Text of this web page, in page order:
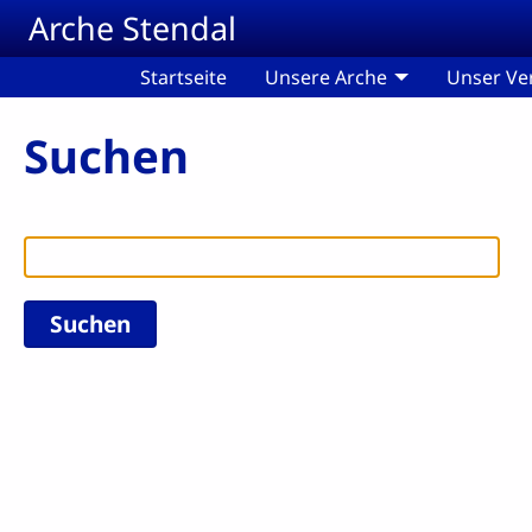
Skip to main content
Arche Stendal
Startseite Unsere Arche Unser
Suchen